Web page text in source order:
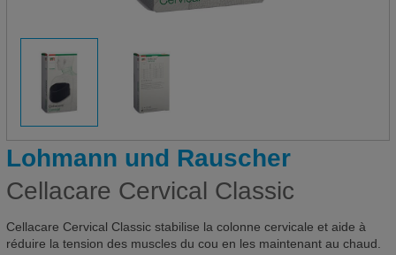
Lohmann und Rauscher
Cellacare Cervical Classic
Cellacare Cervical Classic stabilise la colonne cervicale et aide à
réduire la tension des muscles du cou en les maintenant au chaud.